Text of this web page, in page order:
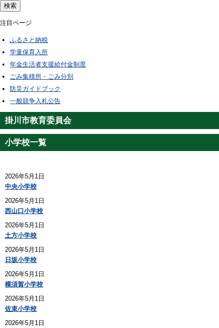
検索
注目ページ
ふるさと納税
学童保育入所
年金生活者支援給付金制度
ごみ集積所・ごみ分別
防災ガイドブック
一般競争入札公告
掛川市教育委員会
小学校一覧
2026年5月1日
中央小学校
2026年5月1日
西山口小学校
2026年5月1日
土方小学校
2026年5月1日
日坂小学校
2026年5月1日
横須賀小学校
2026年5月1日
佐束小学校
2026年5月1日